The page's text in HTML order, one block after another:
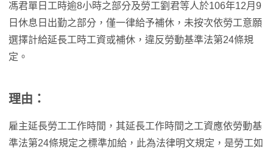
馮君單日工時逾8小時之部分及勞工劉君等人於106年12月9
日休息日出勤之部分，僅一律給予補休，未按次依勞工意願
選擇計給延長工時工資或補休，違反勞動基準法第24條規
定。
理由：
雇主延長勞工工作時間，其延長工作時間之工資應依勞動基
準法第24條規定之標準加給，此為法律明文規定，是勞工如